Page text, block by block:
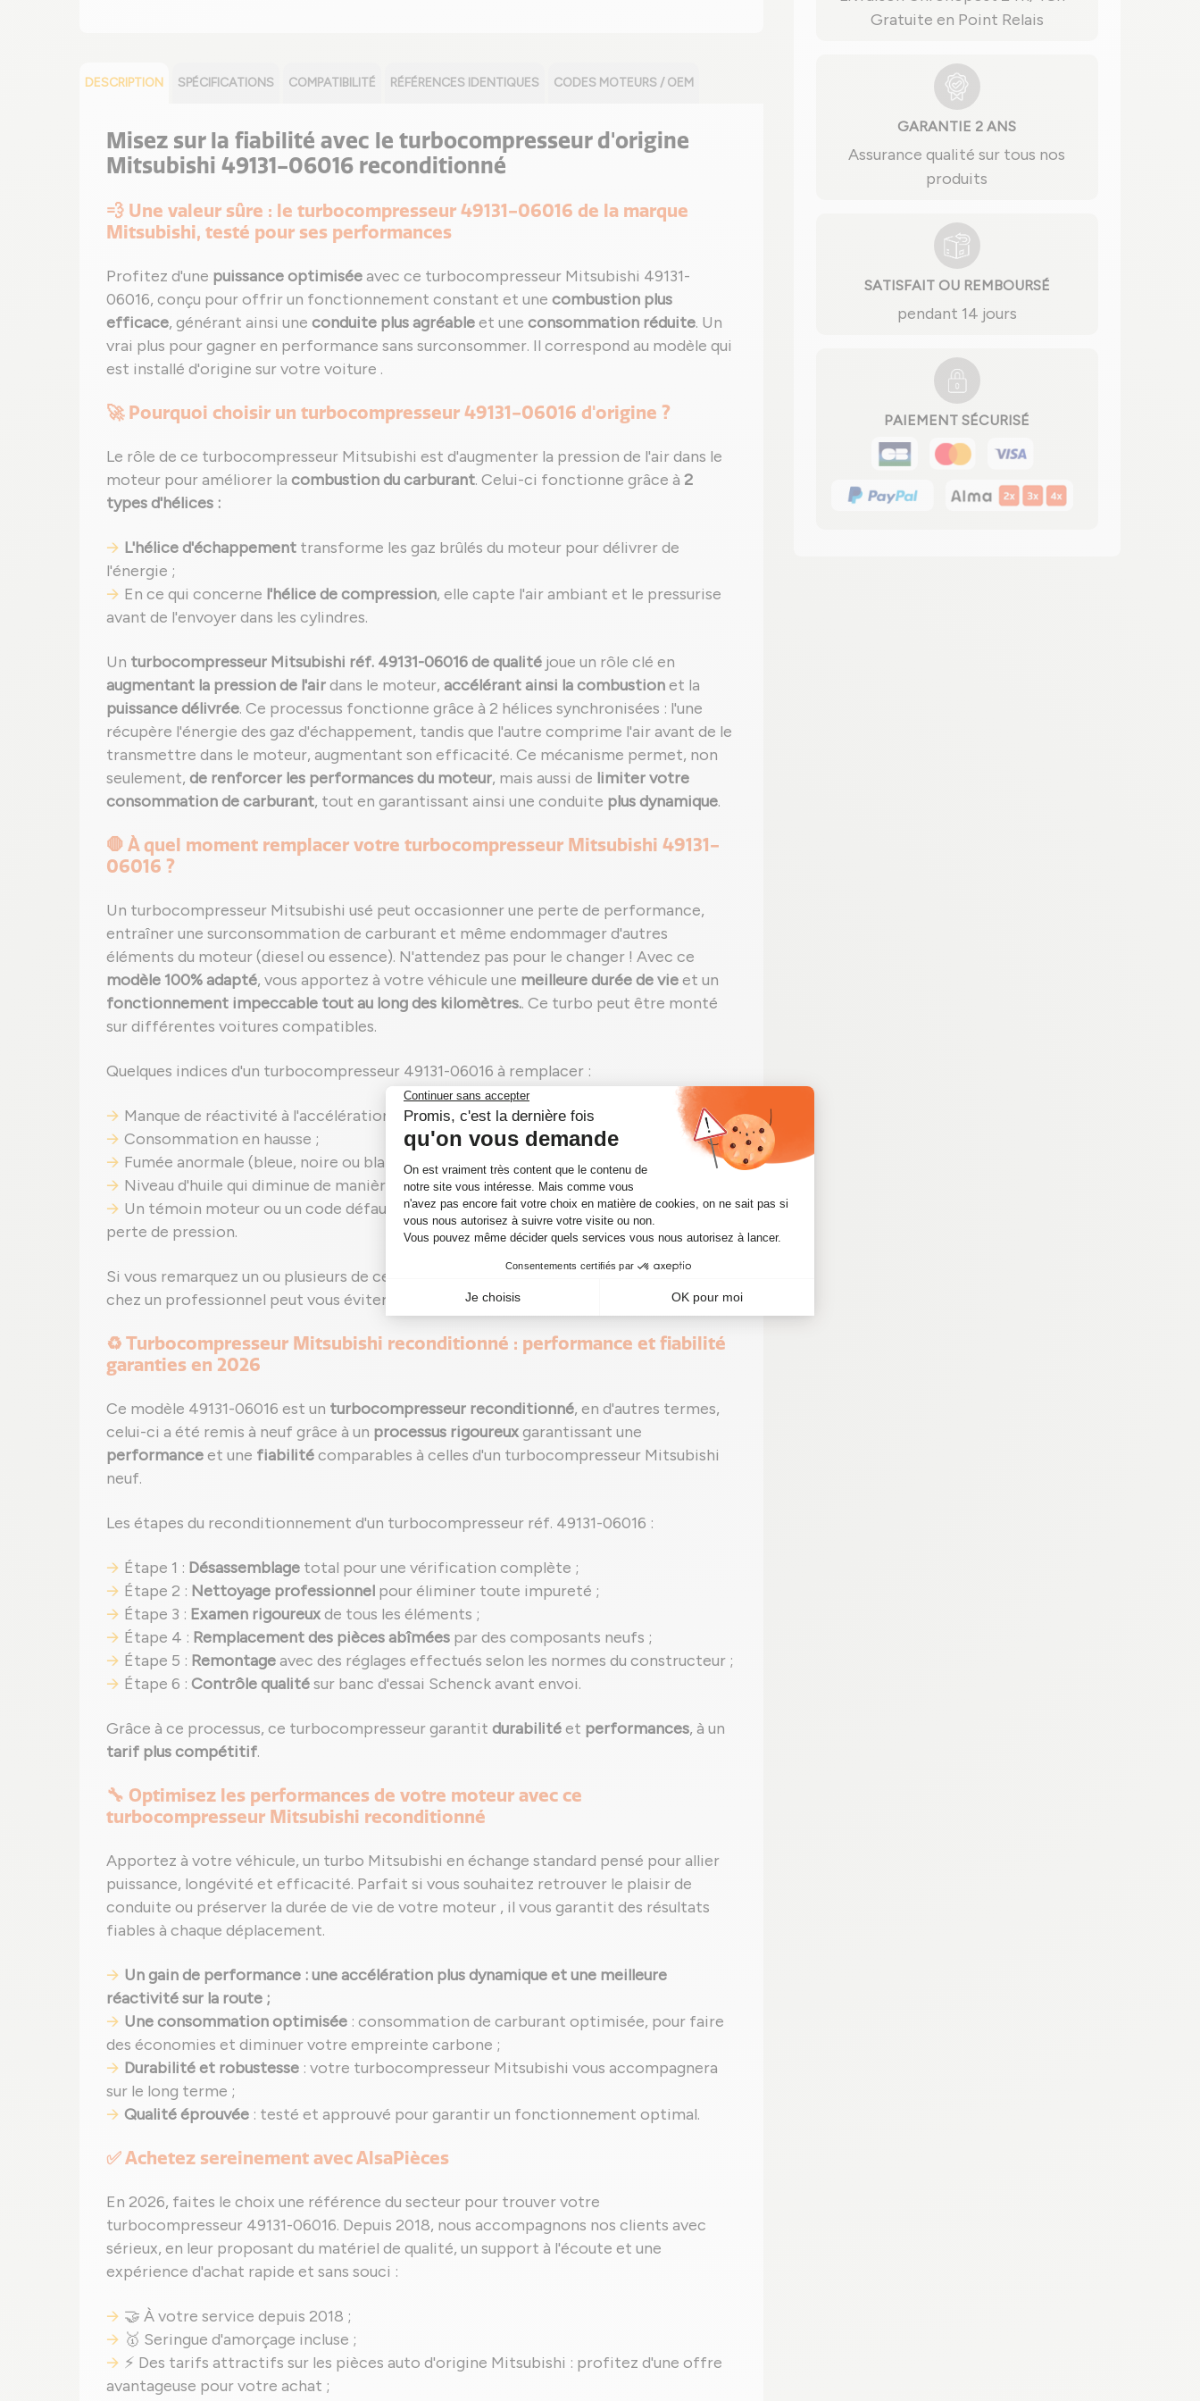
DESCRIPTION SPÉCIFICATIONS COMPATIBILITÉ RÉFÉRENCES IDENTIQUES CODES MOTEURS / OEM
Misez sur la fiabilité avec le turbocompresseur d'origine
Mitsubishi 49131-06016 reconditionné
💨 Une valeur sûre : le turbocompresseur 49131-06016 de la marque
Mitsubishi, testé pour ses performances
Profitez d'une puissance optimiséeavec ce turbocompresseur Mitsubishi 49131-
06016, conçu pour offrir un fonctionnement constant et une combustion plus
efficace, générant ainsi une conduite plus agréableet une consommation réduite. Un
vrai plus pour gagner en performance sans surconsommer. Il correspond au modèle qui
est installé d'origine sur votre voiture .
🚀 Pourquoi choisir un turbocompresseur 49131-06016 d'origine ?
Le rôle de ce turbocompresseur Mitsubishi est d'augmenter la pression de l'air dans le
moteur pour améliorer la combustion du carburant. Celui-ci fonctionne grâce à 2
types d'hélices :
L'hélice d'échappement transforme les gaz brûlés du moteur pour délivrer de
l'énergie ;
En ce qui concerne l'hélice de compression, elle capte l'air ambiant et le pressurise
avant de l'envoyer dans les cylindres.
Un turbocompresseur Mitsubishi réf. 49131-06016 de qualité joue un rôle clé en
augmentant la pression de l'airdans le moteur, accélérant ainsi la combustionet la
puissance délivrée. Ce processus fonctionne grâce à 2 hélices synchronisées : l'une
récupère l'énergie des gaz d'échappement, tandis que l'autre comprime l'air avant de le
transmettre dans le moteur, augmentant son efficacité. Ce mécanisme permet, non
seulement, de renforcer les performances du moteur, mais aussi de limiter votre
consommation de carburant, tout en garantissant ainsi une conduite plus dynamique.
🛑 À quel moment remplacer votre turbocompresseur Mitsubishi 49131-
06016 ?
Un turbocompresseur Mitsubishi usé peut occasionner une perte de performance,
entraîner une surconsommation de carburant et même endommager d'autres
éléments du moteur (diesel ou essence). N'attendez pas pour le changer ! Avec ce
modèle 100% adapté, vous apportez à votre véhicule une meilleure durée de vieet un
fonctionnement impeccable tout au long des kilomètres.. Ce turbo peut être monté
sur différentes voitures compatibles.
Quelques indices d'un turbocompresseur 49131-06016 à remplacer :
Manque de réactivité à l'accélération ;
Consommation en hausse ;
Fumée anormale (bleue, noire ou blanche) et/ou bruit inhabituel ;
Niveau d'huile qui diminue de manière anormale sans fuite visible ;
Un témoin moteur ou un code défaut peut apparaître, tel que le P0299 signalant une
perte de pression.
Si vous remarquez un ou plusieurs de ces signes, n'attendez pas ! Un simple diagnostic
chez un professionnel peut vous éviter des réparations coûteuses sur votre véhicule.
♻️ Turbocompresseur Mitsubishi reconditionné : performance et fiabilité
garanties en 2026
Ce modèle 49131-06016 est un turbocompresseur reconditionné, en d'autres termes,
celui-ci a été remis à neuf grâce à un processus rigoureuxgarantissant une
performanceet une fiabilitécomparables à celles d'un turbocompresseur Mitsubishi
neuf.
Les étapes du reconditionnement d'un turbocompresseur réf. 49131-06016 :
Étape 1 : Désassemblage total pour une vérification complète ;
Étape 2 : Nettoyage professionnel pour éliminer toute impureté ;
Étape 3 : Examen rigoureuxde tous les éléments ;
Étape 4 : Remplacement des pièces abîmées par des composants neufs ;
Étape 5 : Remontageavec des réglages effectués selon les normes du constructeur ;
Étape 6 : Contrôle qualitésur banc d'essai Schenck avant envoi.
Grâce à ce processus, ce turbocompresseur garantit durabilitéet performances, à un
tarif plus compétitif.
🔧 Optimisez les performances de votre moteur avec ce
turbocompresseur Mitsubishi reconditionné
Apportez à votre véhicule, un turbo Mitsubishi en échange standard pensé pour allier
puissance, longévité et efficacité. Parfait si vous souhaitez retrouver le plaisir de
conduite ou préserver la durée de vie de votre moteur , il vous garantit des résultats
fiables à chaque déplacement.
Un gain de performance : une accélération plus dynamique et une meilleure
réactivité sur la route ;
Une consommation optimisée : consommation de carburant optimisée, pour faire
des économies et diminuer votre empreinte carbone ;
Durabilité et robustesse : votre turbocompresseur Mitsubishi vous accompagnera
sur le long terme ;
Qualité éprouvée : testé et approuvé pour garantir un fonctionnement optimal.
✅ Achetez sereinement avec AlsaPièces
En 2026, faites le choix une référence du secteur pour trouver votre
turbocompresseur 49131-06016. Depuis 2018, nous accompagnons nos clients avec
sérieux, en leur proposant du matériel de qualité, un support à l'écoute et une
expérience d'achat rapide et sans souci :
🤝 À votre service depuis 2018 ;
🥇 Seringue d'amorçage incluse ;
⚡ Des tarifs attractifs sur les pièces auto d'origine Mitsubishi : profitez d'une offre
avantageuse pour votre achat ;
Gratuite en Point Relais
GARANTIE 2 ANS
Assurance qualité sur tous nos
produits
SATISFAIT OU REMBOURSÉ
pendant 14 jours
PAIEMENT SÉCURISÉ